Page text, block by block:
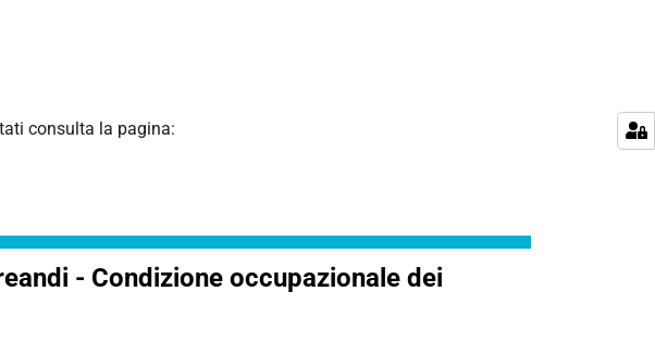
consulta la pagina:
- Condizione occupazionale dei